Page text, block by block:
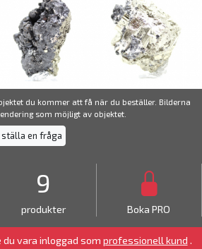
du kommer att få när du beställer. Bilderna
som möjligt av objektet.
en fråga
9
produkter Boka PRO
vara inloggad som professionell kund .